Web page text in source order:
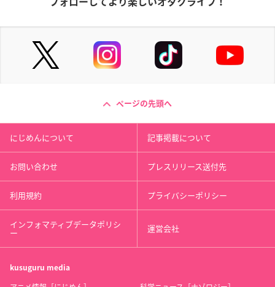
ページの先頭へ
にじめんについて 記事掲載について
お問い合わせ プレスリリース送付先
利用規約 プライバシーポリシー
インフォマティブデータポリシ
ー 運営会社
kusuguru media